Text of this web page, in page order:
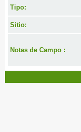
Tipo:
Sitio:
Notas de Campo :